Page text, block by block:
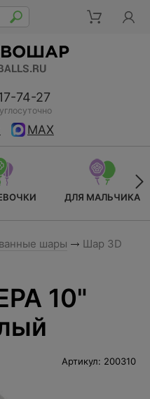
74-27
MAX
ДЛЯ МАЛЬЧИКА
шары
Шар 3D
10"
Артикул: 200310